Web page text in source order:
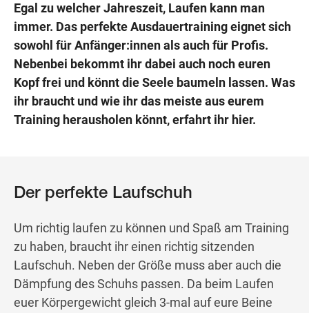
Egal zu welcher Jahreszeit, Laufen kann man
immer. Das perfekte Ausdauertraining eignet sich
sowohl für Anfänger:innen als auch für Profis.
Nebenbei bekommt ihr dabei auch noch euren
Kopf frei und könnt die Seele baumeln lassen. Was
ihr braucht und wie ihr das meiste aus eurem
Training herausholen könnt, erfahrt ihr hier.
Der perfekte Laufschuh
Um richtig laufen zu können und Spaß am Training
zu haben, braucht ihr einen richtig sitzenden
Laufschuh. Neben der Größe muss aber auch die
Dämpfung des Schuhs passen. Da beim Laufen
euer Körpergewicht gleich 3-mal auf eure Beine